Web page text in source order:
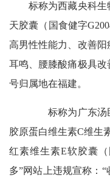
标称为西藏央科
天胶囊（国食健字
高男性性能力、改善
耳鸣、腰膝酸痛极具改
号归属地在福建。
标称为广东汤臣
胶原蛋白维生素C维生
红素维生素E软胶囊（
多”网站上违规宣称：